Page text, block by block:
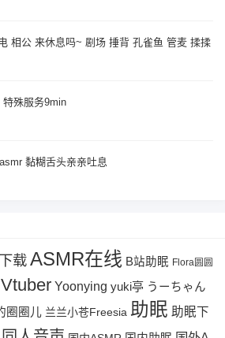
相公 来休息吗~ 剧场 捶背 孔雀鱼 管麦 揉揉
殊服务9min
黏糊舌头亲亲吐息
载ASMR在线 B站助眠 Flora圆圆
Vtuber Yoonying yuki亭 うーちゃん
圈圈儿 兰兰小苍Freesia 助眠 助眠下